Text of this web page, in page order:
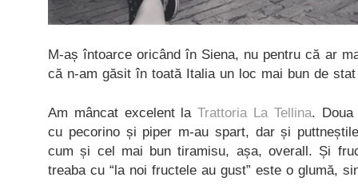
M-aș întoarce oricând în Siena, nu pentru că ar
că n-am găsit în toată Italia un loc mai bun de
Am mâncat excelent laTrattoria La Tellina. Doua
cu pecorino și piper m-au spart, dar și
cum și cel mai bun tiramisu, așa, overall. Și
treaba cu “la noi fructele au gust” este o glumă,